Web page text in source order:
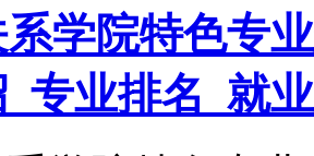
系学院特色专
专业排名_就